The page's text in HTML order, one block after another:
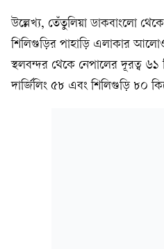
উল্লেখ্য, তেঁতুলিয়া ডাকবাংলো
শিলিগুড়ির পাহাড়ি এলাকার আলোও
স্থলবন্দর থেকে নেপালের দূরত্ব
দার্জিলিং ৫৮ এবং শিলিগুড়ি ৮০